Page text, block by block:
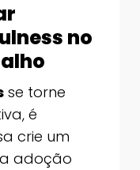
no
se torne
é
crie um
adoção